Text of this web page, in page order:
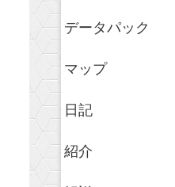
データパック
マップ
日記
紹介